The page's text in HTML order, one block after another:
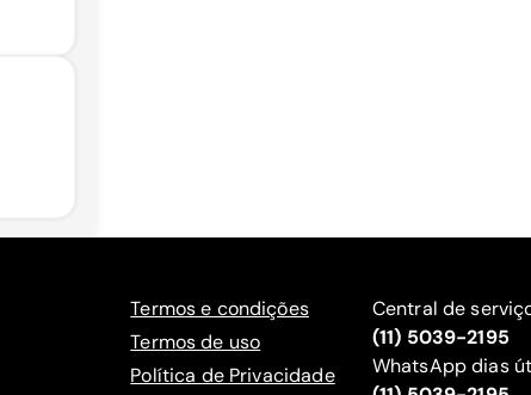
Termos e condições
Termos de uso
Política de Privacidade
Central de
(11) 5039-2195
WhatsApp dias